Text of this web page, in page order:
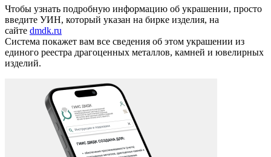
Чтобы узнать подробную информацию об украшении, просто
введите УИН, который указан на бирке изделия, на
сайте dmdk.ru
Система покажет вам все сведения об этом украшении из
единого реестра драгоценных металлов, камней и ювелирных
изделий.